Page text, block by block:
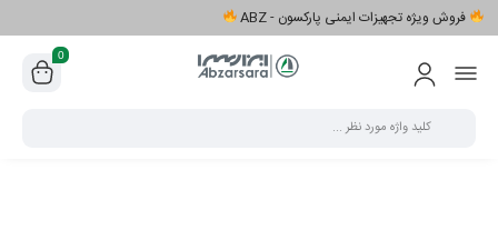
فروش ویژه تجهیزات ایمنی پارکسون - ABZ
0